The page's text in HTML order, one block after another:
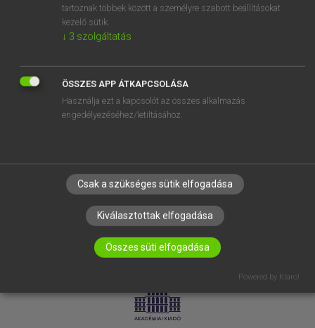
VÁLLALATI MEGOLDÁSOK
RÓLUNK
ELÉRHETŐSÉG
SÜTI BEÁLLÍTÁSOK
LICENCSZERZŐDÉS ADATVÉDELEM
tartoznak többek között a személyre szabott beállításokat
kezelő sütik.
↓ 3 szolgáltatás
ÖSSZES APP ÁTKAPCSOLÁSA
Használja ezt a kapcsolót az összes alkalmazás
engedélyezéséhez/letiltásához.
Csak a szükséges sütik elfogadása
Kiválasztottak elfogadása
Összes süti elfogadása
Powered by Klaro!